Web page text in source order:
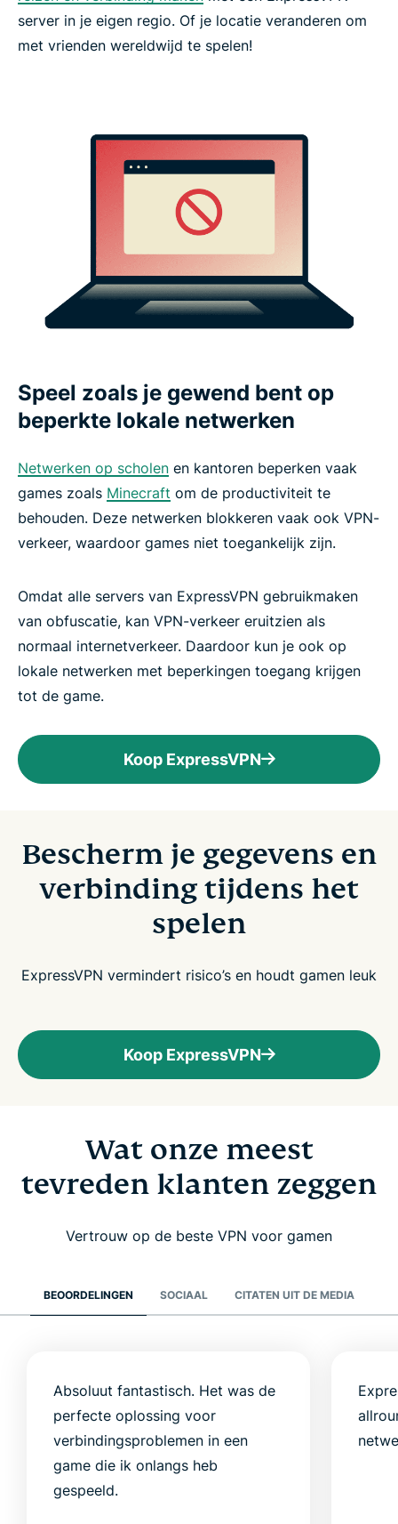
server in je eigen regio. Of je locatie veranderen om
met vrienden wereldwijd te spelen!
Speel zoals je gewend bent op
beperkte lokale netwerken
Netwerken op scholen en kantoren beperken vaak
games zoals Minecraft om de productiviteit te
behouden. Deze netwerken blokkeren vaak ook VPN-
verkeer, waardoor games niet toegankelijk zijn.
Omdat alle servers van ExpressVPN gebruikmaken
van obfuscatie, kan VPN-verkeer eruitzien als
normaal internetverkeer. Daardoor kun je ook op
lokale netwerken met beperkingen toegang krijgen
tot de game.
Koop ExpressVPN
Bescherm je gegevens en
verbinding tijdens het
spelen
ExpressVPN vermindert risico’s en houdt gamen leuk
Koop ExpressVPN
Wat onze meest
tevreden klanten zeggen
Vertrouw op de beste VPN voor gamen
BEOORDELINGEN SOCIAAL CITATEN UIT DE MEDIA
Absoluut fantastisch. Het was de
perfecte oplossing voor
verbindingsproblemen in een
game die ik onlangs heb
gespeeld.